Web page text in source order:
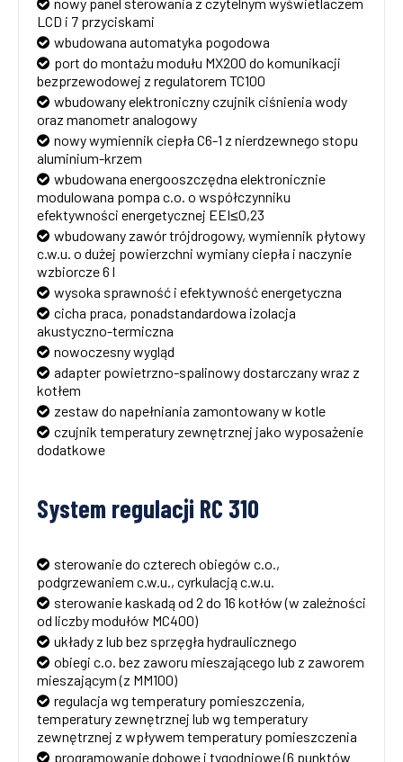
LCD i 7 przyciskami
wbudowana automatyka pogodowa
port do montażu modułu MX200 do komunikacji
bezprzewodowej z regulatorem TC100
wbudowany elektroniczny czujnik ciśnienia wody
oraz manometr analogowy
nowy wymiennik ciepła C6-1 z nierdzewnego stopu
aluminium-krzem
wbudowana energooszczędna elektronicznie
modulowana pompa c.o. o współczynniku
efektywności energetycznej EEI≤0,23
wbudowany zawór trójdrogowy, wymiennik płytowy
c.w.u. o dużej powierzchni wymiany ciepła i naczynie
wzbiorcze 6 l
wysoka sprawność i efektywność energetyczna
cicha praca, ponadstandardowa izolacja
akustyczno-termiczna
nowoczesny wygląd
adapter powietrzno-spalinowy dostarczany wraz z
kotłem
zestaw do napełniania zamontowany w kotle
czujnik temperatury zewnętrznej jako wyposażenie
dodatkowe
System regulacji RC 310
sterowanie do czterech obiegów c.o.,
podgrzewaniem c.w.u., cyrkulacją c.w.u.
sterowanie kaskadą od 2 do 16 kotłów (w zależności
od liczby modułów MC400)
układy z lub bez sprzęgła hydraulicznego
obiegi c.o. bez zaworu mieszającego lub z zaworem
mieszającym (z MM100)
regulacja wg temperatury pomieszczenia,
temperatury zewnętrznej lub wg temperatury
zewnętrznej z wpływem temperatury pomieszczenia
programowanie dobowe i tygodniowe (6 punktów